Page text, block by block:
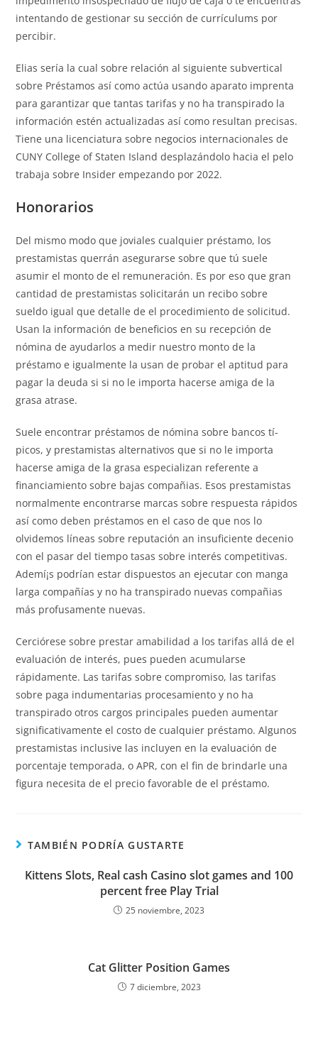
intentando de gestionar su sección de currículums por
percibir.
Elias serí­a la cual sobre relación al siguiente subvertical
sobre Préstamos así­ como actúa usando aparato imprenta
para garantizar que tantas tarifas y no ha transpirado la
información estén actualizadas así­ como resultan precisas.
Tiene una licenciatura sobre negocios internacionales de
CUNY College of Staten Island desplazándolo hacia el pelo
trabaja sobre Insider empezando por 2022.
Honorarios
Del mismo modo que joviales cualquier préstamo, los
prestamistas querrán asegurarse sobre que tú suele
asumir el monto de el remuneración. Es por eso que gran
cantidad de prestamistas solicitarán un recibo sobre
sueldo igual que detalle de el procedimiento de solicitud.
Usan la información de beneficios en su recepción de
nómina de ayudarlos a medir nuestro monto de la
préstamo e igualmente la usan de probar el aptitud para
pagar la deuda si si no le importa hacerse amiga de la
grasa atrase.
Suele encontrar préstamos de nómina sobre bancos tí­
picos, y prestamistas alternativos que si no le importa
hacerse amiga de la grasa especializan referente a
financiamiento sobre bajas compañias. Esos prestamistas
normalmente encontrarse marcas sobre respuesta rápidos
así­ como deben préstamos en el caso de que nos lo
olvidemos líneas sobre reputación an insuficiente decenio
con el pasar del tiempo tasas sobre interés competitivas.
Ademí¡s podrían estar dispuestos an ejecutar con manga
larga compañías y no ha transpirado nuevas compañias
más profusamente nuevas.
Cerciórese sobre prestar amabilidad a los tarifas allá de el
evaluación de interés, pues pueden acumularse
rápidamente. Las tarifas sobre compromiso, las tarifas
sobre paga indumentarias procesamiento y no ha
transpirado otros cargos principales pueden aumentar
significativamente el costo de cualquier préstamo. Algunos
prestamistas inclusive las incluyen en la evaluación de
porcentaje temporada, o APR, con el fin de brindarle una
figura necesita de el precio favorable de el préstamo.
TAMBIÉN PODRÍA GUSTARTE
Kittens Slots, Real cash Casino slot games and 100
percent free Play Trial
25 noviembre, 2023
Cat Glitter Position Games
7 diciembre, 2023